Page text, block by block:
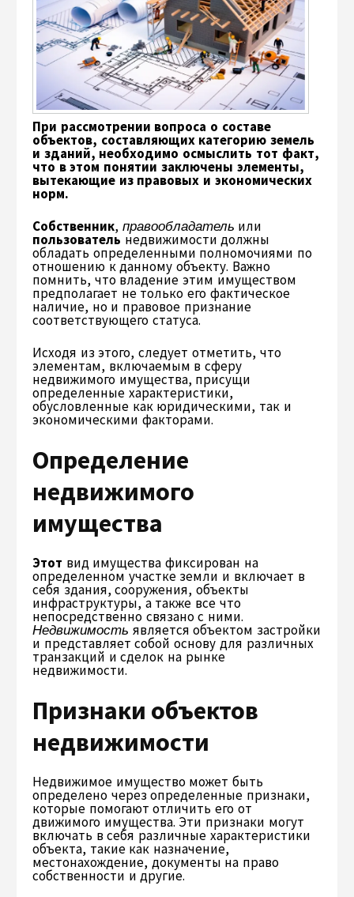
При рассмотрении вопроса о составе
объектов, составляющих категорию земель
и зданий, необходимо осмыслить тот факт,
что в этом понятии заключены элементы,
вытекающие из правовых и экономических
норм.
Собственник, правообладатель или
пользователь недвижимости должны
обладать определенными полномочиями по
отношению к данному объекту. Важно
помнить, что владение этим имуществом
предполагает не только его фактическое
наличие, но и правовое признание
соответствующего статуса.
Исходя из этого, следует отметить, что
элементам, включаемым в сферу
недвижимого имущества, присущи
определенные характеристики,
обусловленные как юридическими, так и
экономическими факторами.
Определение
недвижимого
имущества
Этот вид имущества фиксирован на
определенном участке земли и включает в
себя здания, сооружения, объекты
инфраструктуры, а также все что
непосредственно связано с ними.
Недвижимость является объектом застройки
и представляет собой основу для различных
транзакций и сделок на рынке
недвижимости.
Признаки объектов
недвижимости
Недвижимое имущество может быть
определено через определенные признаки,
которые помогают отличить его от
движимого имущества. Эти признаки могут
включать в себя различные характеристики
объекта, такие как назначение,
местонахождение, документы на право
собственности и другие.